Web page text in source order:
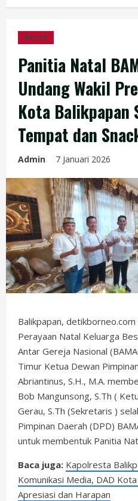
Berita
Panitia Natal
Undang Wakil
Kota Balikpapan
Tempat dan
Admin 7 Januari 2026
Balikpapan,
Perayaan Natal Keluarga
Antar Gereja Nasional
Timur Ketua Dewan
Abriantinus, S.H., M.A.
Bob Mangunsong, S.Th (
Gerau, S.Th (Sekretaris )
Pimpinan Daerah (DPD)
untuk membentuk Panitia
Baca juga: Kapolresta
Komunikasi Media, DAD
Apresiasi dan Harapan